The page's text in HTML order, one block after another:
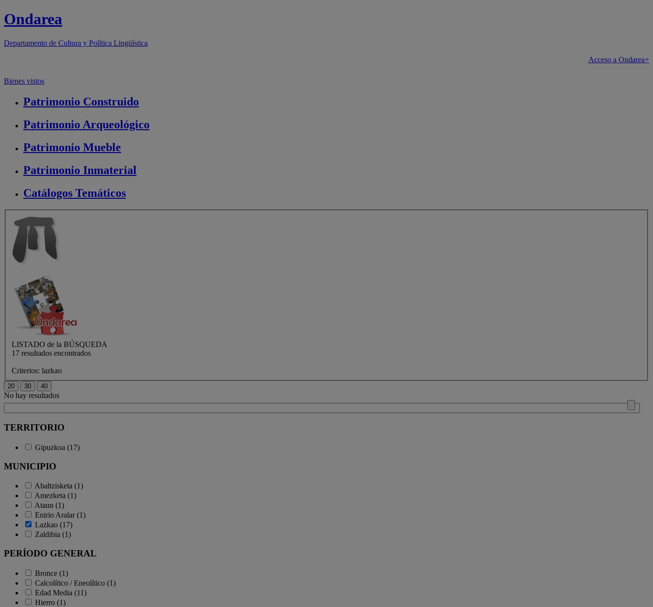
Ondarea
Departamento de Cultura y Política Lingüística
Acceso a Ondarea+
Bienes vistos
Patrimonio Construido
Patrimonio Arqueológico
Patrimonio Mueble
Patrimonio Inmaterial
Catálogos Temáticos
LISTADO de la BÚSQUEDA
17 resultados encontrados
Criterios: lazkao
No hay resultados
TERRITORIO
Gipuzkoa (17)
MUNICIPIO
Abaltzisketa (1)
Amezketa (1)
Ataun (1)
Enirio Aralar (1)
Lazkao (17)
Zaldibia (1)
PERÍODO GENERAL
Bronce (1)
Calcolítico / Eneolítico (1)
Edad Media (11)
Hierro (1)